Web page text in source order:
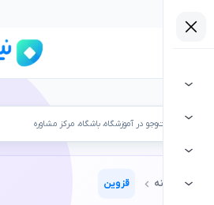
آموزشگاه، باشگاه، مرکز مشاوره
قزوین